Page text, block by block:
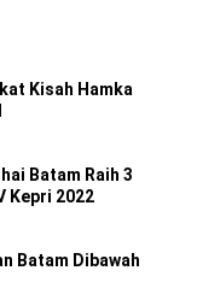
Kisah Hamka
Batam Raih 3
Kepri 2022
Batam Dibawah